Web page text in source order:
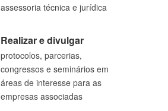
assessoria técnica e jurídica
Realizar e divulgar
protocolos, parcerias,
congressos e seminários em
áreas de interesse para as
empresas associadas